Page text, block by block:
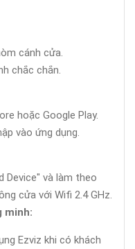
cánh cửa.
chắc chắn.
hoặc Google Play.
vào ứng dụng.
Device" và làm theo
cửa với Wifi 2.4 GHz.
minh:
Ezviz khi có khách